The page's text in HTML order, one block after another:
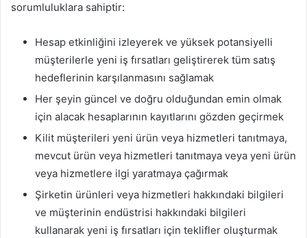
sorumluluklara sahiptir:
Hesap etkinliğini izleyerek ve yüksek potansiyelli
müşterilerle yeni iş fırsatları geliştirerek tüm satış
hedeflerinin karşılanmasını sağlamak
Her şeyin güncel ve doğru olduğundan emin olmak
için alacak hesaplarının kayıtlarını gözden geçirmek
Kilit müşterileri yeni ürün veya hizmetleri tanıtmaya,
mevcut ürün veya hizmetleri tanıtmaya veya yeni ürün
veya hizmetlere ilgi yaratmaya çağırmak
Şirketin ürünleri veya hizmetleri hakkındaki bilgileri
ve müşterinin endüstrisi hakkındaki bilgileri
kullanarak yeni iş fırsatları için teklifler oluşturmak